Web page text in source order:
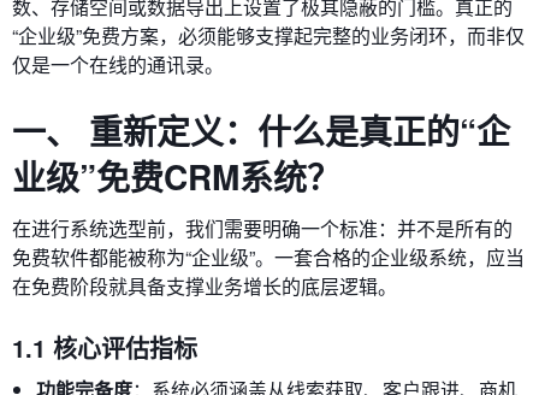
数、存储空间或数据导出上设置了极其隐蔽的门槛。真正的
“企业级”免费方案，必须能够支撑起完整的业务闭环，而非仅
仅是一个在线的通讯录。
一、 重新定义：什么是真正的“企
业级”免费CRM系统？
在进行系统选型前，我们需要明确一个标准：并不是所有的
免费软件都能被称为“企业级”。一套合格的企业级系统，应当
在免费阶段就具备支撑业务增长的底层逻辑。
1.1 核心评估指标